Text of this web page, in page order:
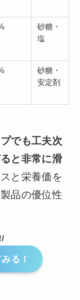
砂糖・
塩
砂糖・
安定剤
でも工夫次
と非常に滑
と栄養価を
品の優位性
る！